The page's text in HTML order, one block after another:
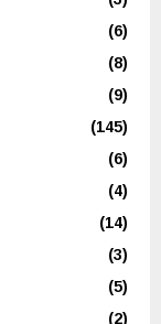
(6)
(8)
(9)
(145)
(6)
(4)
(14)
(3)
(5)
(2)